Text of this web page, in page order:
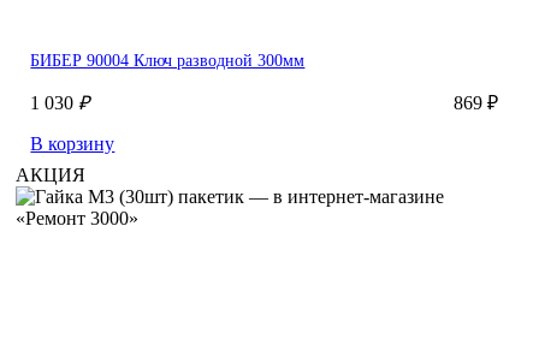
БИБЕР 90004 Ключ разводной 300мм
1 030₽
869 ₽
В корзину
АКЦИЯ